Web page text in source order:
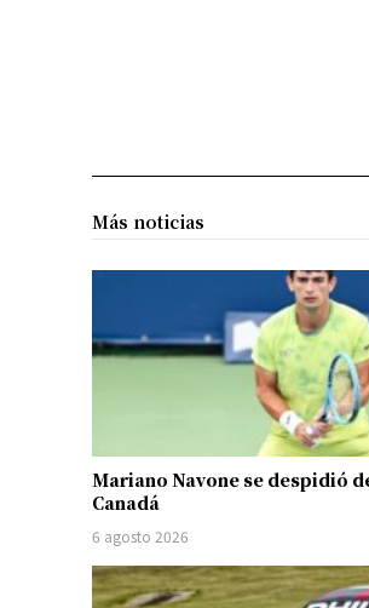
Más noticias
Mariano Navone se despidió
Canadá
6 agosto 2026